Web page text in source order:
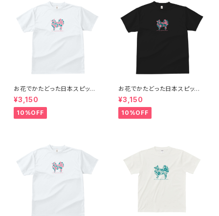
お花でかたどった日本スピッツ
のシルエットTシャツ（レディー
ス：ピンク＆グリーン／ホワイト）
¥3,150
10%OFF
お花でかたどった日本スピッツ
のシルエットTシャツ（メンズ：ピ
ンク＆グリーン／ブラック）
¥3,150
10%OFF